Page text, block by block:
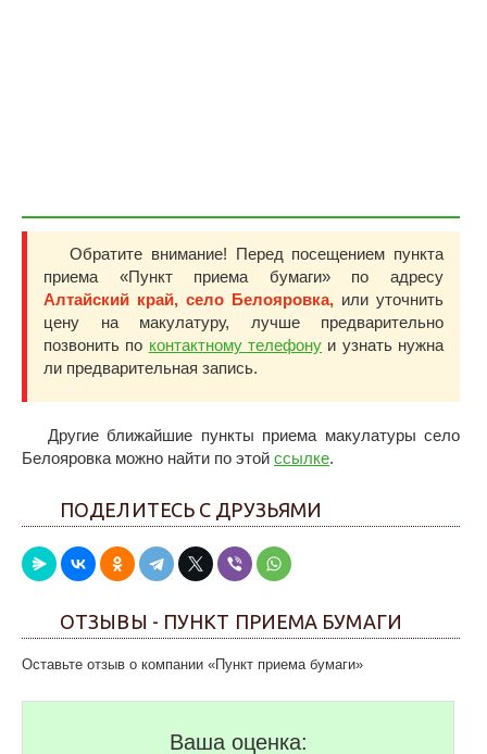
Обратите внимание! Перед посещением пункта
приема «Пункт приема бумаги» по адресу
Алтайский край, село Белояровка, или уточнить
цену на макулатуру, лучше предварительно
позвонить по контактному телефону и узнать нужна
ли предварительная запись.
Другие ближайшие пункты приема макулатуры село
Белояровка можно найти по этой ссылке.
ПОДЕЛИТЕСЬ С ДРУЗЬЯМИ
ОТЗЫВЫ - ПУНКТ ПРИЕМА БУМАГИ
Оставьте отзыв о компании «Пункт приема бумаги»
Ваша оценка: